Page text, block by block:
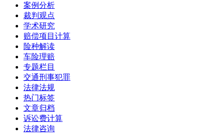
案例分析
裁判观点
学术研究
赔偿项目计算
险种解读
车险理赔
专题栏目
交通刑事犯罪
法律法规
热门标签
文章归档
诉讼费计算
法律咨询